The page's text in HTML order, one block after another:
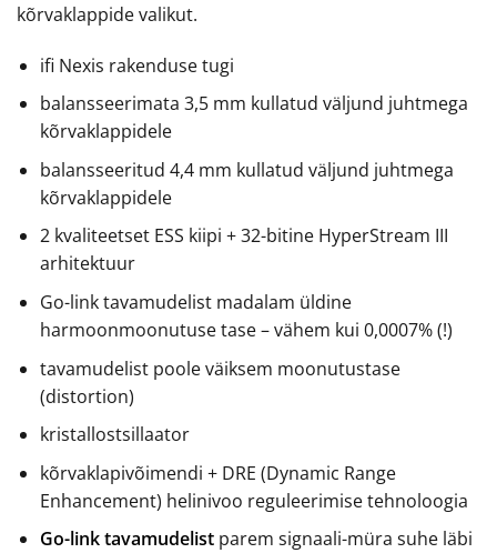
kõrvaklappide valikut.
ifi Nexis rakenduse tugi
balansseerimata 3,5 mm kullatud väljund juhtmega
kõrvaklappidele
balansseeritud 4,4 mm kullatud väljund juhtmega
kõrvaklappidele
2 kvaliteetset ESS kiipi + 32-bitine HyperStream III
arhitektuur
Go-link tavamudelist madalam üldine
harmoonmoonutuse tase – vähem kui 0,0007% (!)
tavamudelist poole väiksem moonutustase
(distortion)
kristallostsillaator
kõrvaklapivõimendi + DRE (Dynamic Range
Enhancement) helinivoo reguleerimise tehnoloogia
Go-link tavamudelistparem signaali-müra suhe läbi